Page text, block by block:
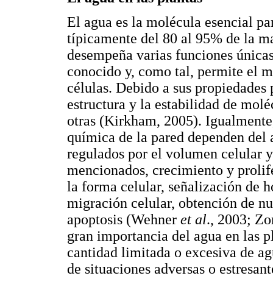
El agua es la molécula esencial
típicamente del 80 al 95% de la
desempeña varias funciones
conocido y, como tal, permite el
células. Debido a sus
estructura y la estabilidad de
otras (Kirkham, 2005).
química de la pared dependen del
regulados por el volumen celular
mencionados, crecimiento y
la forma celular, señalización de
migración celular, obtención de
apoptosis (Wehner et al., 2003;
gran importancia del agua en las
cantidad limitada o excesiva de
de situaciones adversas o